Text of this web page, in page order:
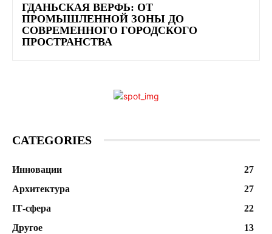
ГДАНЬСКАЯ ВЕРФЬ: ОТ
ПРОМЫШЛЕННОЙ ЗОНЫ ДО
СОВРЕМЕННОГО ГОРОДСКОГО
ПРОСТРАНСТВА
CATEGORIES
Инновации
27
Архитектура
27
ІТ-сфера
22
Другое
13